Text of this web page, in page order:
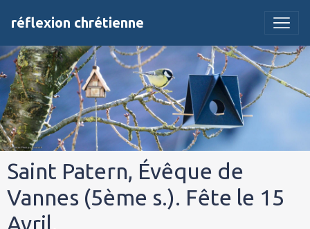
réflexion chrétienne
Saint Patern, Évêque de
Vannes (5ème s.). Fête le 15
Avril.